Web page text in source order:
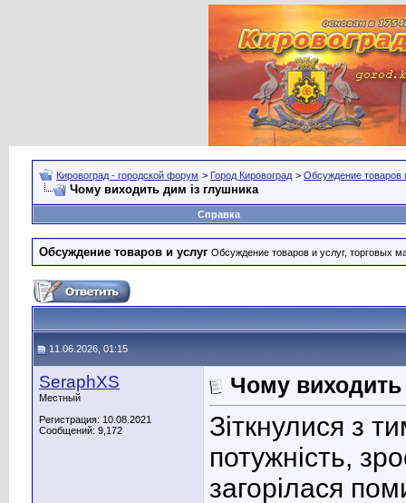
Кировоград - городской форум > Город Кировоград > Обсуждение товаров
Чому виходить дим із глушника
Справка
Обсуждение товаров и услуг Обсуждение товаров и услуг, торговых
11.06.2026, 01:15
SeraphXS
Местный
Регистрация: 10.08.2021
Сообщений: 9,172
Чому виходить
Зіткнулися з
потужність,
загорілася